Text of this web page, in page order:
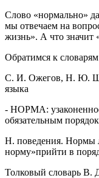
Слово «нормально»
мы отвечаем на
жизнь». А что значит
Обратимся к
С. И. Ожегов, Н. Ю.
языка
- НОРМА:
обязательным
Н. поведения. Нормы
норму»прийти в
Толковый словарь В.